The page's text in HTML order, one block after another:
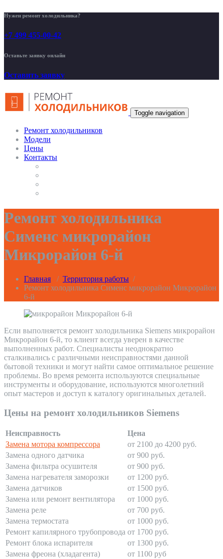
Нужен ремонт холодильника?
+7 499 455-00-42
Оставьте заявку онлайн
Оставить заявку
Toggle navigation
Ремонт холодильников
Модели
Цены
Контакты
Ремонт холодильника
Сименс микрорайон
Микрорайон 6-й
Главная / Территория работы /
Ремонт холодильника Сименс микрорайон Микрорайон
6-й
Если выполняется ремонт холодильника Siemens микрорайон
Микрорайон 6-й, то клиент всегда уверен в качестве
выполненных работ. Специалисты неоднократно
сталкивались с различными неисправностями данной
бытовой техники и могут найти самое оптимальное решение
проблемы. Во время ремонта используются специальные
инструменты и оборудование, используются многолетний
опыт мастеров и доступ к каталогу оригинальных деталей.
Цены на ремонт холодильников Siemens
Неисправность
Цена
Замена мотора компрессора
от 2100 до 4200 руб.
Замена одного датчика
от 900 руб.
Замена фильтра осушителя
от 900 руб.
Замена нагревателя заморозки
от 1200 руб.
Замена датчиков
от 1500 руб.
Замена или ремонт вентилятора
от 1000 руб.
Замена реле
от 700 руб.
Замена термостата
от 1000 руб.
Ремонт капилярного трубопровода от 1700 руб.
Ремонт блока испарителя
от 1300 руб.
Замена фреона (хладагента)
от 1100 руб